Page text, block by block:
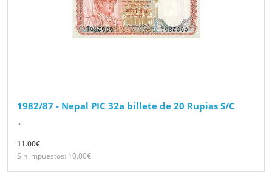
1982/87 - Nepal PIC 32a billete de 20 Rupias S/C
..
11.00€
Sin impuestos: 10.00€